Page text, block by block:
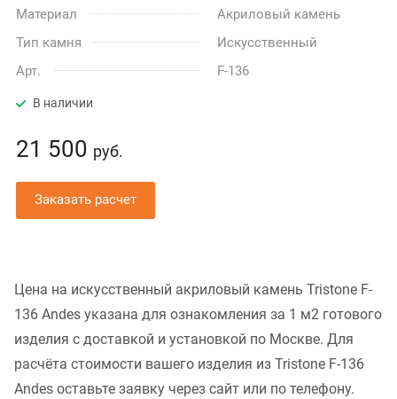
Материал
Акриловый камень
Тип камня
Искусственный
Арт.
F-136
В наличии
21 500 руб.
Заказать расчет
Цена на искусственный акриловый камень Tristone F-
136 Andes указана для ознакомления за 1 м2 готового
изделия с доставкой и установкой по Москве. Для
расчёта стоимости вашего изделия из Tristone F-136
Andes оставьте заявку через сайт или по телефону.